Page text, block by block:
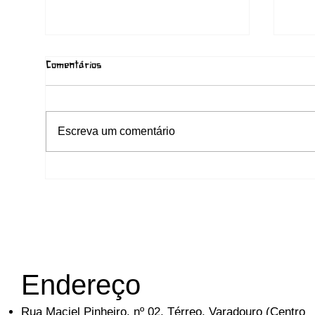
Comentários
Escreva um comentário
Endereço
Rua Maciel Pinheiro, nº 02, Térreo, Varadouro (Centro